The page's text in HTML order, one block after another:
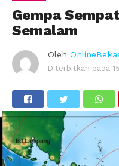
Gempa
Semalam
Oleh
Diterbitkan pada